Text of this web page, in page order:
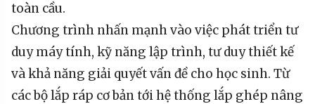
toàn cầu.
Chương trình nhấn mạnh vào việc phát triển tư
duy máy tính, kỹ năng lập trình, tư duy thiết kế
và khả năng giải quyết vấn đề cho học sinh. Từ
các bộ lắp ráp cơ bản tới hệ thống lắp ghép nâng